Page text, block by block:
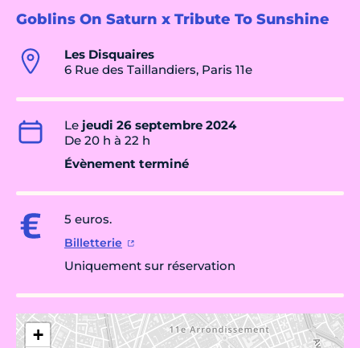
Goblins On Saturn x Tribute To Sunshine
Les Disquaires
6 Rue des Taillandiers, Paris 11e
Le jeudi 26 septembre 2024
De 20 h à 22 h
Évènement terminé
5 euros.
Billetterie
Uniquement sur réservation
+